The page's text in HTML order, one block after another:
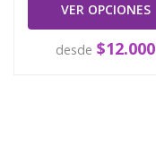
VER OPCIONES
desde $12.000